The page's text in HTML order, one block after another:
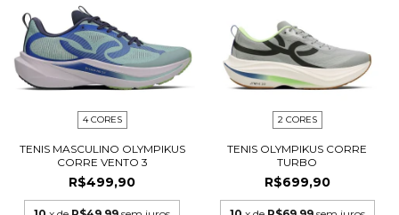
4 CORES
TENIS MASCULINO OLYMPIKUS
CORRE VENTO 3
R$499,90
2 CORES
TENIS OLYMPIKUS CORRE
TURBO
R$699,90